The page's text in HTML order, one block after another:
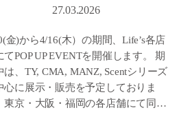
27.03.2026
金)から4/16(木）の期間、Life’s各店
てPOP UP EVENTを開催します。 期
は、TY, CMA, MANZ, Scentシリーズ
心に展示・販売を予定しておりま
東京・大阪・福岡の各店舗にて同…